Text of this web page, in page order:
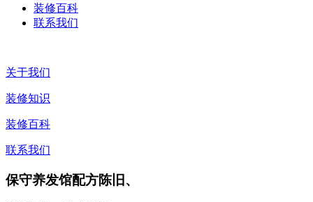
装修百科
联系我们
关于我们
装修知识
装修百科
联系我们
保守养发馆配方陈旧、